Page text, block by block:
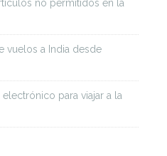
no permitidos en la
vuelos a India desde
para viajar a la